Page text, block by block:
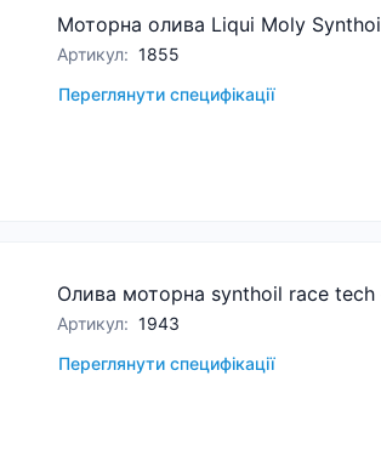
Моторна олива Liqui Moly
Артикул: 1855
Переглянути специфікації
Олива моторна synthoil race tech
Артикул: 1943
Переглянути специфікації